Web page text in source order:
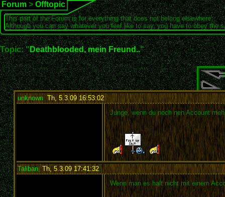
Forum > Offtopic
This part of the Forum is for everything that does not belong elsewhere.
Although you can say whatever you feel like to say, you have to obey the
Topic: "Deathblooded, mein Freund.."
unknown, Th, 5.3.09 16:53:02:
Junge, wenn du noch nen Account
Taliban, Th, 5.3.09 17:41:32:
Wenn man es halt nicht mit einem